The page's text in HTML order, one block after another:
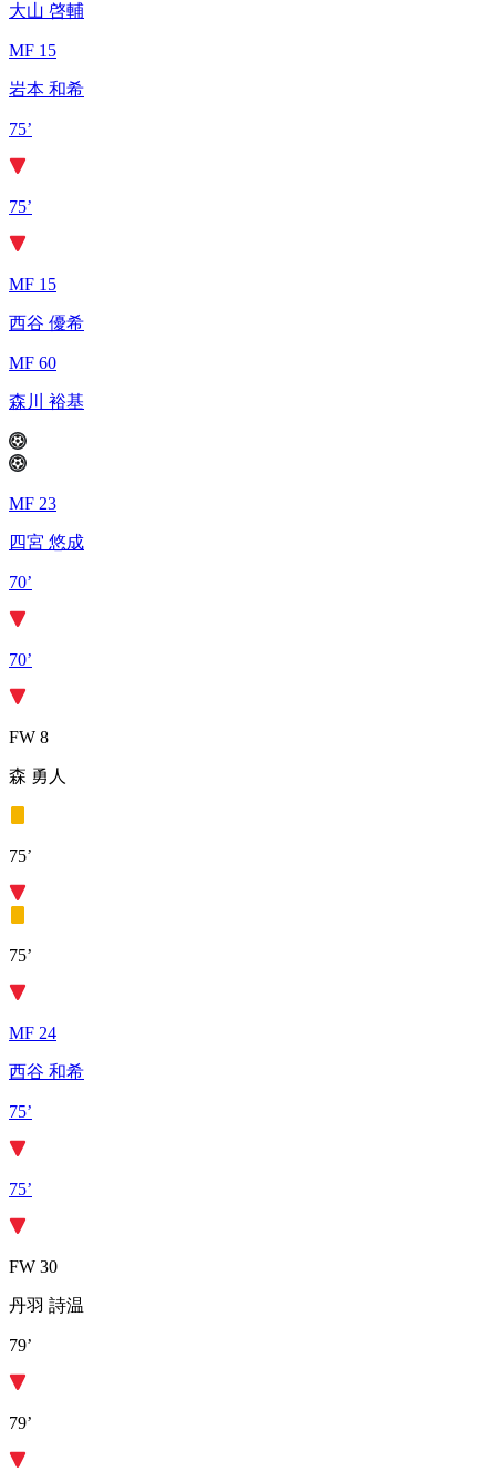
大山 啓輔
MF 15
岩本 和希
75’
75’
MF 15
西谷 優希
MF 60
森川 裕基
MF 23
四宮 悠成
70’
70’
FW 8
森 勇人
75’
75’
MF 24
西谷 和希
75’
75’
FW 30
丹羽 詩温
79’
79’